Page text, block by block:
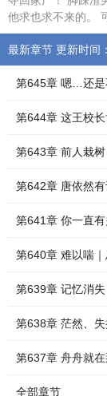
他求也求不来的。
最新章节 更新时间
第645章 嗯…还是
第644章 这王校
第643章 前人栽
第642章 唐依然
第641章 你一直
第640章 难以喘｜
第639章 记忆消失
第638章 茫然、
第637章 舟舟就
全部章节